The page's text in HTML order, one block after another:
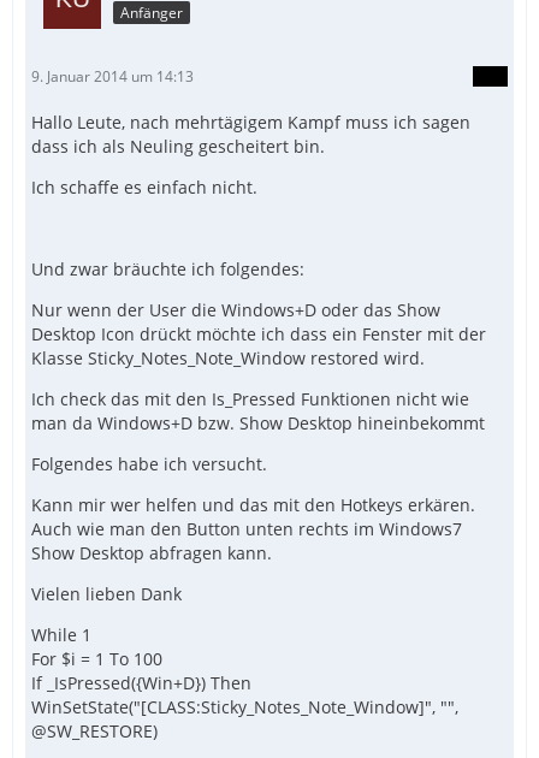
Anfänger
9. Januar 2014 um 14:13
Hallo Leute, nach mehrtägigem Kampf muss ich sagen
dass ich als Neuling gescheitert bin.
Ich schaffe es einfach nicht.
Und zwar bräuchte ich folgendes:
Nur wenn der User die Windows+D oder das Show
Desktop Icon drückt möchte ich dass ein Fenster mit der
Klasse Sticky_Notes_Note_Window restored wird.
Ich check das mit den Is_Pressed Funktionen nicht wie
man da Windows+D bzw. Show Desktop hineinbekommt
Folgendes habe ich versucht.
Kann mir wer helfen und das mit den Hotkeys erkären.
Auch wie man den Button unten rechts im Windows7
Show Desktop abfragen kann.
Vielen lieben Dank
While 1
For $i = 1 To 100
If _IsPressed({Win+D}) Then
WinSetState("[CLASS:Sticky_Notes_Note_Window]", "",
@SW_RESTORE)